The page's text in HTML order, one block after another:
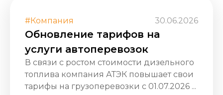
#Компания 30.06.2026
Обновление тарифов на
услуги автоперевозок
В связи с ростом стоимости дизельного
топлива компания АТЭК повышает свои
тарифы на грузоперевозки с 01.07.2026 ...